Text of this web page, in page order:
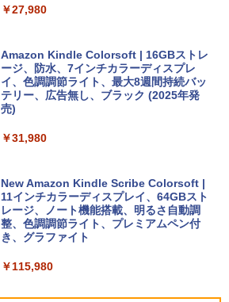
D - シルバー
【Amazon.co.jp限定】 HP ノートパソコ
ン 15-fd 15.6インチ 16GBメモリ 512GB
SSD インテル Core 5
￥129,800
FMV ノートパソコン WE1-K3 (MS 365 P
ersonal/Copilotキー搭載/Win 11/15.6型/
Core i5/16GB/SSD 512GB/ホワイト) FM
VWK3E15W_AZ
Robloxギフトカード - 2,000 Robux 【限
ラインコード版
￥3,200
ト): Java & Bedrock Edition | オンライ
￥3,600
1冊ですべて身につくHTML & CSSとWe
￥1,292
FM TOWNS ハイパー・カタログ: 本体ハ
ェクトリストと最新エミュレータ紹介
￥27,980
Amazon Kindle Colorsoft | 16GBストレ
ージ、防水、7インチカラーディスプレ
イ、色調調節ライト、最大8週間持続バッ
テリー、広告無し、ブラック (2025年発
売)
￥31,980
New Amazon Kindle Scribe Colorsoft |
11インチカラーディスプレイ、64GBスト
レージ、ノート機能搭載、明るさ自動調
整、色調調節ライト、プレミアムペン付
き、グラファイト
￥115,980